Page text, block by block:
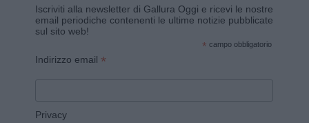
Iscriviti alla newsletter di Gallura Oggi e ricevi le nostre
email periodiche contenenti le ultime notizie pubblicate
sul sito web!
* campo obbligatorio
Indirizzo email *
Privacy